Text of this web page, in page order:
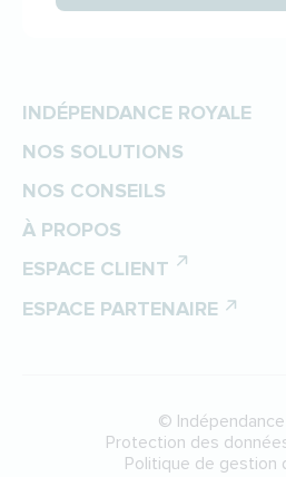
INDÉPENDANCE ROYALE
NOS SOLUTIONS
NOS CONSEILS
À PROPOS
ESPACE CLIENT
ESPACE PARTENAIRE
©
Protection des
Politique de gestion